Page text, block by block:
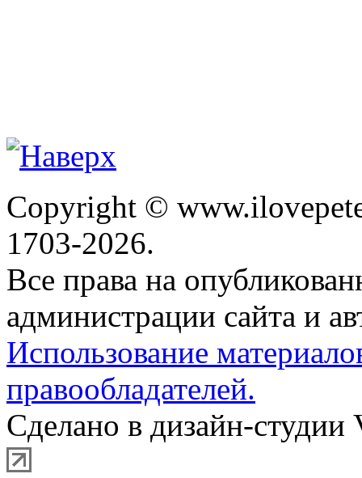
Copyright ©
1703-2026.
Все права на
администрации сайта и
Использование
правообладателей.
Сделано в дизайн-студии